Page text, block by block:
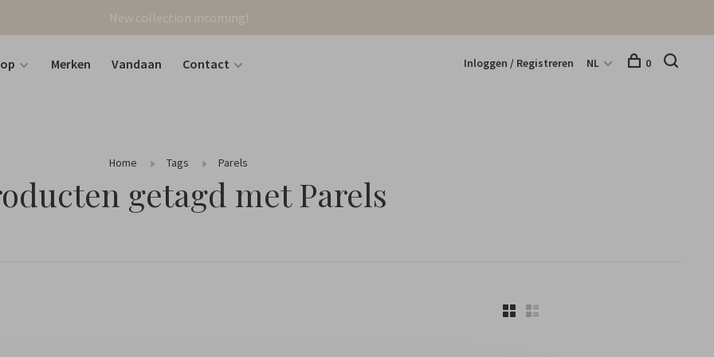
New collection incoming!
Merken Vandaan Contact Inloggen / Registreren NL 0
Home Tags Parels
getagd met Parels